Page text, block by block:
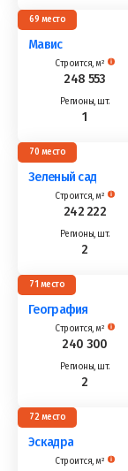
69
Мавис
248 553
1
70
Зеленый сад
242 222
2
71
География
240 300
2
72
Эскадра